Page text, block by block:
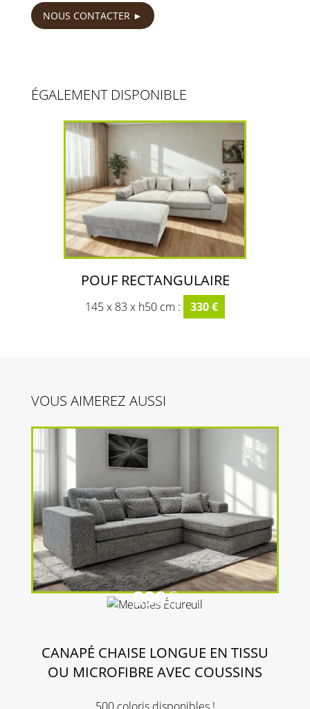
NOUS CONTACTER
ÉGALEMENT DISPONIBLE
POUF RECTANGULAIRE
145 x 83 x h50 cm : 330 €
VOUS AIMEREZ AUSSI
990€
CANAPÉ CHAISE LONGUE EN TISSU
OU MICROFIBRE AVEC COUSSINS